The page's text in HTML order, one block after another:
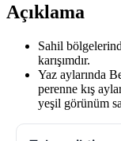
Açıklama
Sahil
karışımdır.
Yaz aylarında
perenne kış
yeşil görünüm